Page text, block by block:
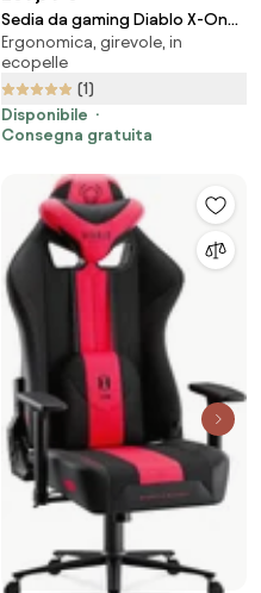
Sedia da gaming Diablo X-One
2.0 Normal Size: Nero
Ergonomica, girevole, in
ecopelle
(1)
Disponibile
Consegna gratuita